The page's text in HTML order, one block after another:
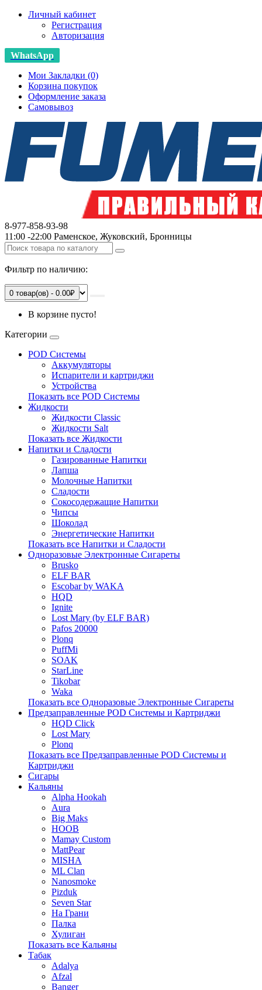
Личный кабинет
Регистрация
Авторизация
WhatsApp
Мои Закладки (0)
Корзина покупок
Оформление заказа
Самовывоз
8-977-858-93-98
11:00 -22:00 Раменское, Жуковский, Бронницы
Фильтр по наличию:
0 товар(ов) - 0.00₽
В корзине пусто!
Категории
POD Системы
Аккумуляторы
Испарители и картриджи
Устройства
Показать все POD Системы
Жидкости
Жидкости Classic
Жидкости Salt
Показать все Жидкости
Напитки и Сладости
Газированные Напитки
Лапша
Молочные Напитки
Сладости
Сокосодержащие Напитки
Чипсы
Шоколад
Энергетические Напитки
Показать все Напитки и Сладости
Одноразовые Электронные Сигареты
Brusko
ELF BAR
Escobar by WAKA
HQD
Ignite
Lost Mary (by ELF BAR)
Pafos 20000
Plonq
PuffMi
SOAK
StarLine
Tikobar
Waka
Показать все Одноразовые Электронные Сигареты
Предзаправленные POD Системы и Картриджи
HQD Click
Lost Mary
Plonq
Показать все Предзаправленные POD Системы и
Картриджи
Сигары
Кальяны
Alpha Hookah
Aura
Big Maks
HOOB
Mamay Custom
MattPear
MISHA
ML Clan
Nanosmoke
Pizduk
Seven Star
На Грани
Палка
Хулиган
Показать все Кальяны
Табак
Adalya
Afzal
Banger